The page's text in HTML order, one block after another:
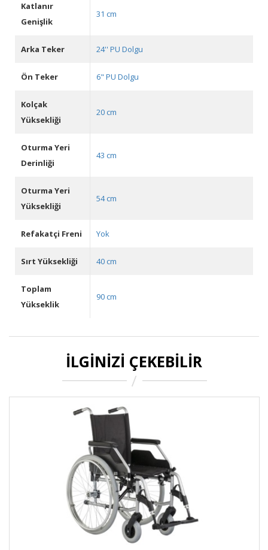
Katlanır
Genişlik
31 cm
Arka Teker 24'' PU Dolgu
Ön Teker 6" PU Dolgu
Kolçak
Yüksekliği
20 cm
Oturma Yeri
Derinliği
43 cm
Oturma Yeri
Yüksekliği
54 cm
Refakatçi Freni Yok
Sırt Yüksekliği 40 cm
Toplam
Yükseklik
90 cm
İLGINIZI ÇEKEBILIR